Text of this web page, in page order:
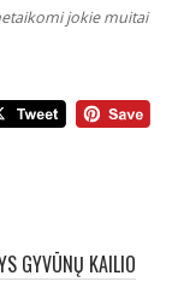
jokie muitai
GYVŪNŲ KAILIO